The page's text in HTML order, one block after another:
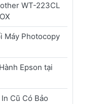
WT-223CL
Máy Photocopy
Epson tại
Cũ Có Bảo